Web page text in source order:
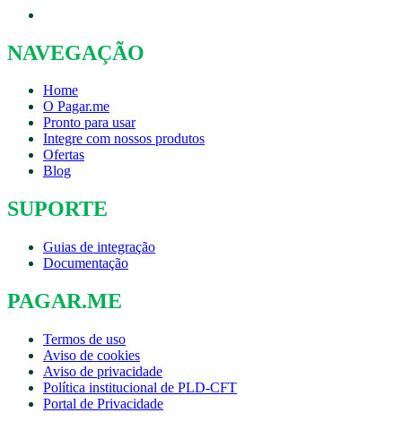
NAVEGAÇÃO
Home
O Pagar.me
Pronto para usar
Integre com nossos produtos
Ofertas
Blog
SUPORTE
Guias de integração
Documentação
PAGAR.ME
Termos de uso
Aviso de cookies
Aviso de privacidade
Política institucional de PLD-CFT
Portal de Privacidade